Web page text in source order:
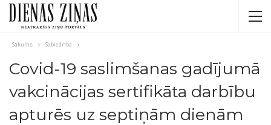
Sākums Sabiedrība
Covid-19 saslimšanas gadījumā
vakcinācijas sertifikāta darbību
apturēs uz septiņām dienām